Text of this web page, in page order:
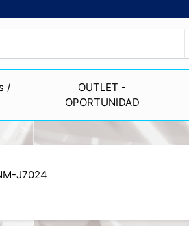
/
OUTLET -
OPORTUNIDAD
J7024